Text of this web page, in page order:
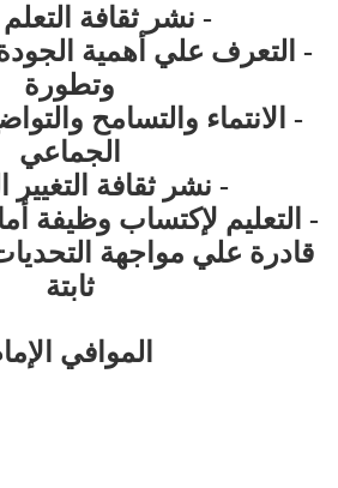
- نشر ثقافة التعلم
- التعرف علي أهمية
وتطورة
- الانتماء والتسامح
الجماعي
- نشر ثقافة التغيير
- التعليم لإكتساب وظيفة أما
قادرة علي مواجهة
ثابتة
الموافي